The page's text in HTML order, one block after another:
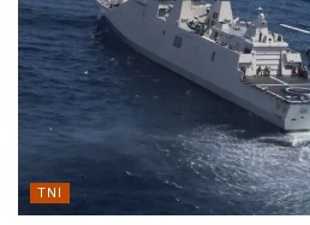
TNI